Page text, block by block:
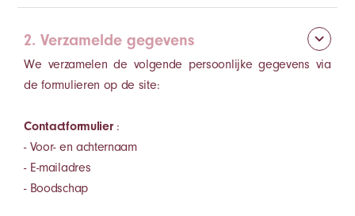
2. Verzamelde gegevens
We verzamelen de volgende persoonlijke gegevens via
de formulieren op de site:
Contactformulier:
- Voor- en achternaam
- E-mailadres
- Boodschap